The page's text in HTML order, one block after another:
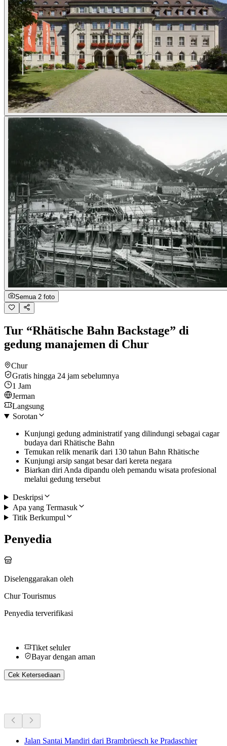
Semua 2 foto
Tur “Rhätische Bahn Backstage” di
gedung manajemen di Chur
Chur
Gratis hingga 24 jam sebelumnya
1 Jam
Jerman
Langsung
Sorotan
Kunjungi gedung administratif yang dilindungi sebagai cagar
budaya dari Rhätische Bahn
Temukan relik menarik dari 130 tahun Bahn Rhätische
Kunjungi arsip sangat besar dari kereta negara
Biarkan diri Anda dipandu oleh pemandu wisata profesional
melalui gedung tersebut
Deskripsi
Apa yang Termasuk
Titik Berkumpul
Penyedia
Diselenggarakan oleh
Chur Tourismus
Penyedia terverifikasi
Tiket seluler
Bayar dengan aman
Cek Ketersediaan
Jalan Santai Mandiri dari Brambrüesch ke Pradaschier